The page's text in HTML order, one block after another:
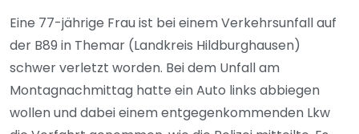
Eine 77-jährige Frau ist bei einem Verkehrsunfall auf
der B89 in Themar (Landkreis Hildburghausen)
schwer verletzt worden. Bei dem Unfall am
Montagnachmittag hatte ein Auto links abbiegen
wollen und dabei einem entgegenkommenden Lkw